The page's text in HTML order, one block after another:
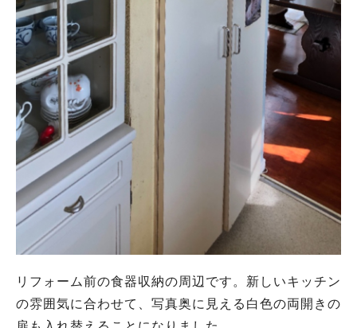
リフォーム前の食器収納の周辺です。新しいキッチン
の雰囲気に合わせて、写真奥に見える白色の両開きの